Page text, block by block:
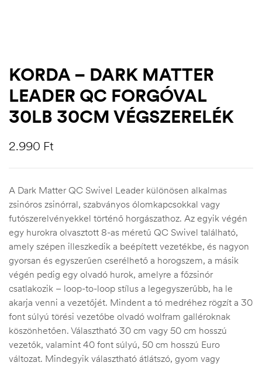
KORDA – DARK MATTER
LEADER QC FORGÓVAL
30LB 30CM VÉGSZERELÉK
2.990 Ft
A Dark Matter QC Swivel Leader különösen alkalmas
zsinóros zsinórral, szabványos ólomkapcsokkal vagy
futószerelvényekkel történő horgászathoz. Az egyik végén
egy hurokra olvasztott 8-as méretű QC Swivel található,
amely szépen illeszkedik a beépített vezetékbe, és nagyon
gyorsan és egyszerűen cserélhető a horogszem, a másik
végén pedig egy olvadó hurok, amelyre a főzsinór
csatlakozik – loop-to-loop stílus a legegyszerűbb, ha le
akarja venni a vezetőjét. Mindent a tó medréhez rögzít a 30
font súlyú törési vezetőbe olvadó wolfram galléroknak
köszönhetően. Választható 30 cm vagy 50 cm hosszú
vezetők, valamint 40 font súlyú, 50 cm hosszú Euro
változat. Mindegyik választható átlátszó, gyom vagy